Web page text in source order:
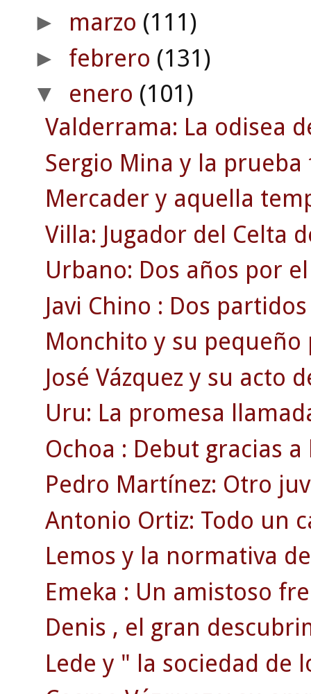
► marzo (111)
► febrero (131)
▼ enero (101)
Valderrama: La odisea
Sergio Mina y la
Mercader y aquella
Villa: Jugador del Celta
Urbano: Dos años por
Javi Chino : Dos
Monchito y su pequeño
José Vázquez y su acto
Uru: La promesa
Ochoa : Debut gracias
Pedro Martínez: Otro
Antonio Ortiz: Todo un
Lemos y la normativa
Emeka : Un amistoso
Denis , el gran
Lede y " la sociedad de